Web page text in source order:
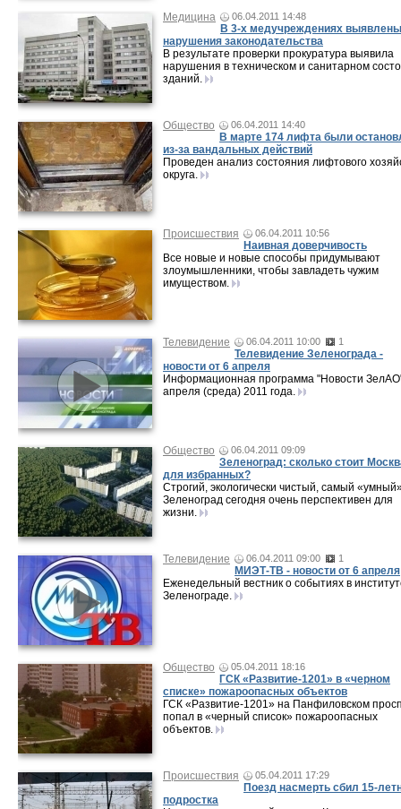
Медицина 06.04.2011 14:48
В 3-х медучреждениях выявлены
нарушения законодательства
В результате проверки прокуратура выявила
нарушения в техническом и санитарном
зданий.
Общество 06.04.2011 14:40
В марте 174 лифта были
из-за вандальных действий
Проведен анализ состояния лифтового
округа.
Происшествия 06.04.2011 10:56
Наивная доверчивость
Все новые и новые способы придумывают
злоумышленники, чтобы завладеть чужим
имуществом.
Телевидение 06.04.2011 10:00 1
Телевидение Зеленограда -
новости от 6 апреля
Информационная программа "Новости
апреля (среда) 2011 года.
Общество 06.04.2011 09:09
Зеленоград: сколько стоит
для избранных?
Строгий, экологически чистый, самый
Зеленоград сегодня очень перспективен для
жизни.
Телевидение 06.04.2011 09:00 1
МИЭТ-ТВ - новости от 6 апреля
Еженедельный вестник о событиях в
Зеленограде.
Общество 05.04.2011 18:16
ГСК «Развитие-1201» в «черном
списке» пожароопасных объектов
ГСК «Развитие-1201» на Панфиловском
попал в «черный список» пожароопасных
объектов.
Происшествия 05.04.2011 17:29
Поезд насмерть сбил 15-
подростка